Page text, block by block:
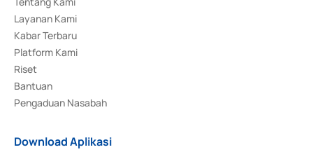
Layanan Kami
Kabar Terbaru
Platform Kami
Riset
Bantuan
Pengaduan Nasabah
Download Aplikasi